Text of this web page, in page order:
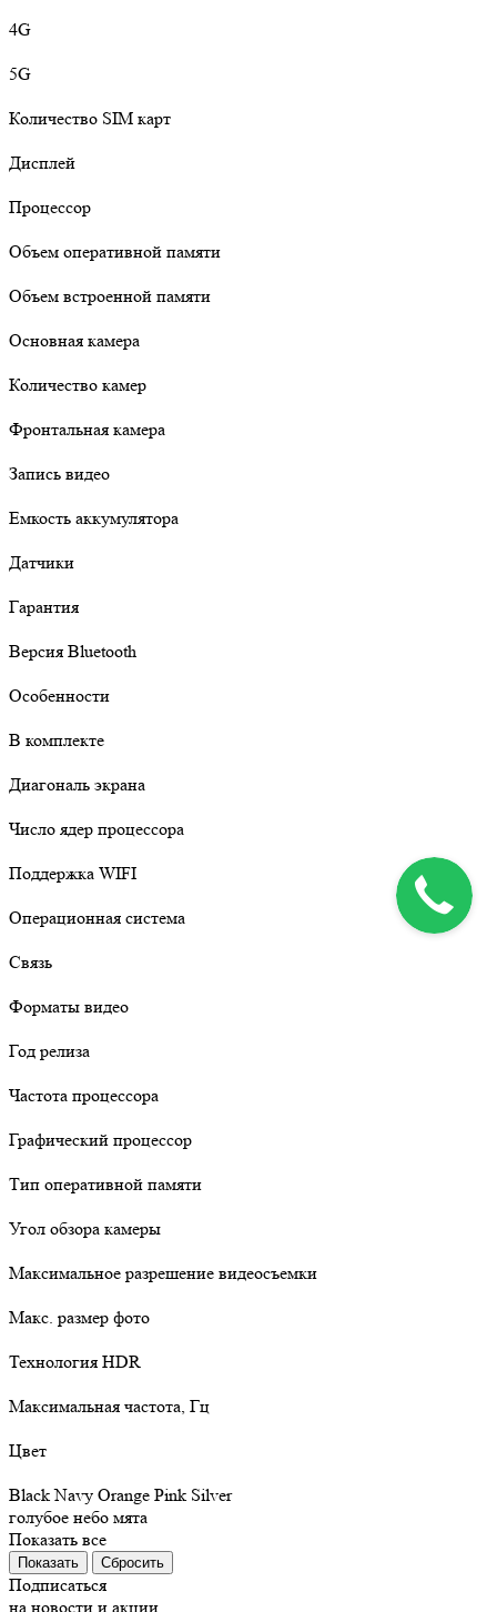
4G
5G
Количество SIM карт
Дисплей
Процессор
Объем оперативной памяти
Объем встроенной памяти
Основная камера
Количество камер
Фронтальная камера
Запись видео
Емкость аккумулятора
Датчики
Гарантия
Версия Bluetooth
Особенности
В комплекте
Диагональ экрана
Число ядер процессора
Поддержка WIFI
Операционная система
Связь
Форматы видео
Год релиза
Частота процессора
Графический процессор
Тип оперативной памяти
Угол обзора камеры
Максимальное разрешение видеосъемки
Макс. размер фото
Технология HDR
Максимальная частота, Гц
Цвет
BlackNavy Orange Pink Silver
голубое небо мята
Показать все
Сбросить
Подписаться
на новости и акции